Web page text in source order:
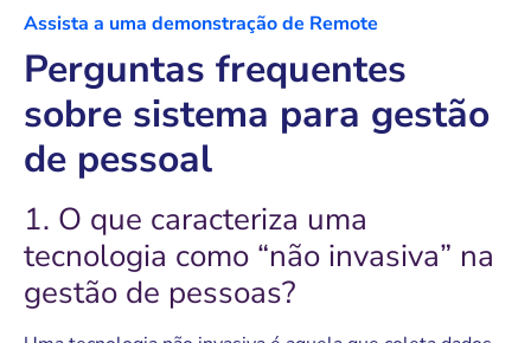
Assista a uma demonstração de Remote
Perguntas frequentes
sobre sistema para gestão
de pessoal
1. O que caracteriza uma
tecnologia como “não invasiva” na
gestão de pessoas?